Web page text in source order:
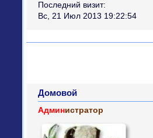
Последний визит:
Вс, 21 Июл 2013 19:22:54
Домовой
Администратор